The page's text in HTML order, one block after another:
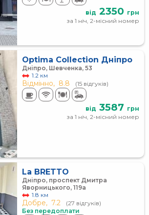
від 2350 грн
за 1 ніч, 2-місний номер
Optima Collection Дніпро
Дніпро, Шевченка, 53
1.2 км
Відмінно, 8.8 (15 відгуків)
від 3587 грн
за 1 ніч, 2-місний номер
La BRETTO
Дніпро, проспект Дмитра
Яворницького, 119а
1.8 км
Добре, 7.2
(27 відгуків)
Без передоплати